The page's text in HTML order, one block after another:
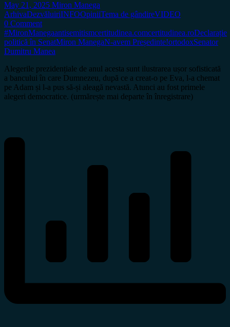
May 21, 2025 Miron Manega
ArhivaDezvăluiriINFOOpiniiTema de gândireVIDEO
0 Comment
#MironManegaantisemitismcertitudinea.comcertitudinea.roDeclarație
politică în SenatMiron ManegaN-avem Președinte!ortodoxSenator
Dumitru Manea
Alegerile prezidențiale de anul acesta sunt ilustrarea ușor sofisticată
a bancului în care Dumnezeu, după ce a creat-o pe Eva, l-a chemat
pe Adam și l-a pus să-și aleagă nevastă. Atunci au fost primele
alegeri democratice. (urmărește mai departe în înregistrare)